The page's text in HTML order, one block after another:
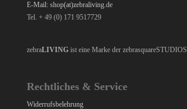
E-Mail: shop(at)zebraliving.de
Tel. + 49 (0) 171 9517729
zebraLIVINGist eine Marke der zebrasquareSTUDIOS
Rechtliches & Service
Widerrufsbelehrung